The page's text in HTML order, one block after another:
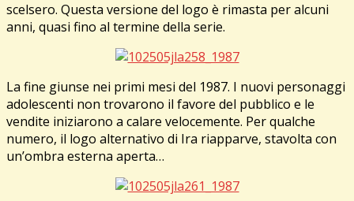
scelsero. Questa versione del logo è rimasta per alcuni
anni, quasi fino al termine della serie.
La fine giunse nei primi mesi del 1987. I nuovi personaggi
adolescenti non trovarono il favore del pubblico e le
vendite iniziarono a calare velocemente. Per qualche
numero, il logo alternativo di Ira riapparve, stavolta con
un’ombra esterna aperta…